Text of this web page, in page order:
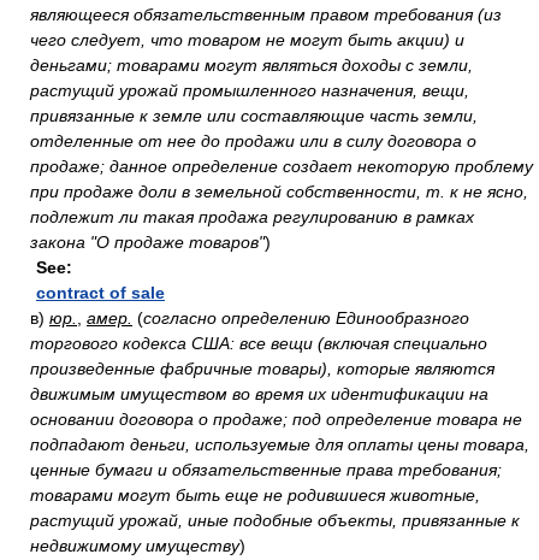
являющееся обязательственным правом требования (из
чего следует, что товаром не могут быть акции) и
деньгами; товарами могут являться доходы с земли,
растущий урожай промышленного назначения, вещи,
привязанные к земле или составляющие часть земли,
отделенные от нее до продажи или в силу договора о
продаже; данное определение создает некоторую проблему
при продаже доли в земельной собственности, т. к не ясно,
подлежит ли такая продажа регулированию в рамках
закона "О продаже товаров")
See:
contract of sale
в) юр. амер. (согласно определению Единообразного
торгового кодекса США: все вещи (включая специально
произведенные фабричные товары), которые являются
движимым имуществом во время их идентификации на
основании договора о продаже; под определение товара не
подпадают деньги, используемые для оплаты цены товара,
ценные бумаги и обязательственные права требования;
товарами могут быть еще не родившиеся животные,
растущий урожай, иные подобные объекты, привязанные к
недвижимому имуществу)